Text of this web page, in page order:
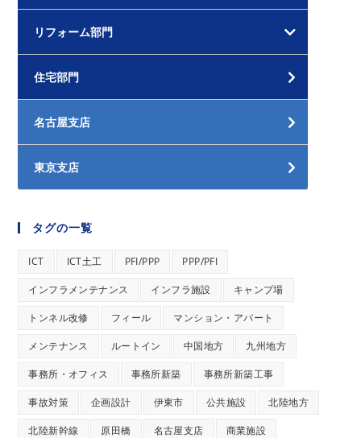
リフォーム部門
住宅部門
名古屋支店
東京支店
タグの一覧
ICT ICT土工 PFI/PPP PPP/PFI
インフラメンテナンス インフラ施設 キャンプ場
トンネル改修 フィール マンション・アパート
メンテナンス ルートイン 中国地方 九州地方
事務所・オフィス 事務所新築 事務所新築工事
事故対策 企画設計 伊東市 公共施設 北陸地方
北陸新幹線 原田橋 名古屋支店 商業施設